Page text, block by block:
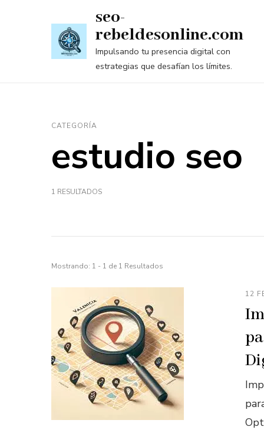
seo-
rebeldesonline.com
Impulsando tu presencia digital con
estrategias que desafían los límites.
CATEGORÍA
estudio seo
1 RESULTADOS
Mostrando: 1 - 1 de 1 Resultados
12